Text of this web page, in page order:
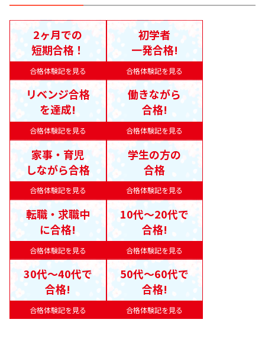
合格体験記を見る
2ヶ月での
短期合格！
合格体験記を見る
初学者
一発合格!
合格体験記を見る
リベンジ合格
を達成!
合格体験記を見る
働きながら
合格!
合格体験記を見る
家事・育児
しながら合格
合格体験記を見る
学生の方の
合格
合格体験記を見る
転職・求職中
に合格!
合格体験記を見る
10代〜20代で
合格!
合格体験記を見る
30代〜40代で
合格!
合格体験記を見る
50代〜60代で
合格!